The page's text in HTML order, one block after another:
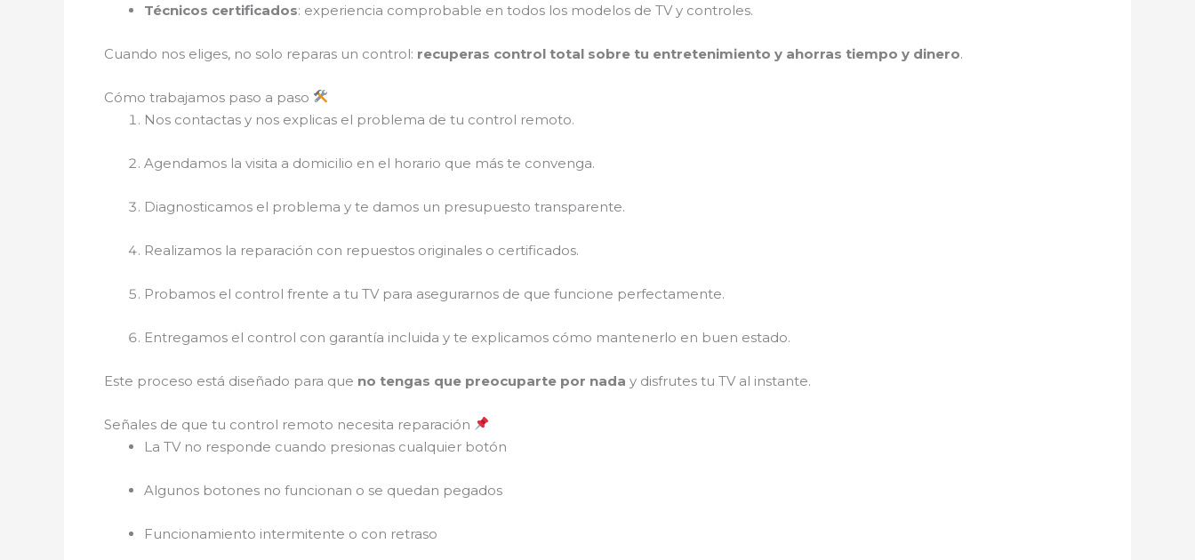
Técnicos certificados: experiencia comprobable en todos los modelos de TV y controles.
Cuando nos eliges, no solo reparas un control: recuperas control total sobre tu entretenimiento y ahorras tiempo y dinero.
Cómo trabajamos paso a paso
Nos contactas y nos explicas el problema de tu control remoto.
Agendamos la visita a domicilio en el horario que más te convenga.
Diagnosticamos el problema y te damos un presupuesto transparente.
Realizamos la reparación con repuestos originales o certificados.
Probamos el control frente a tu TV para asegurarnos de que funcione perfectamente.
Entregamos el control con garantía incluida y te explicamos cómo mantenerlo en buen estado.
Este proceso está diseñado para que no tengas que preocuparte por nada y disfrutes tu TV al instante.
Señales de que tu control remoto necesita reparación
La TV no responde cuando presionas cualquier botón
Algunos botones no funcionan o se quedan pegados
Funcionamiento intermitente o con retraso